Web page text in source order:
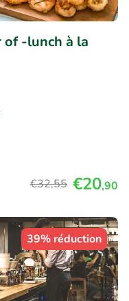
-lunch à la
€32,55 €20,90
39% réduction